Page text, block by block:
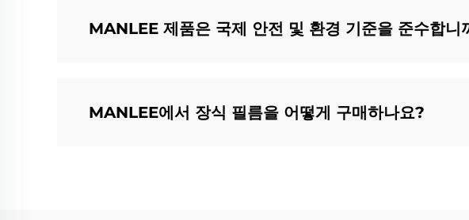
MANLEE 제품은 국제 안전 및 환경 기준을 준수합니
MANLEE에서 장식 필름을 어떻게 구매하나요?